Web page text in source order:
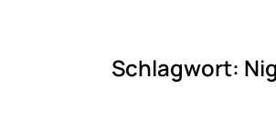
Schlagwort: